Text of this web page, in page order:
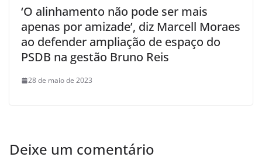
‘O alinhamento não pode ser mais
apenas por amizade’, diz Marcell Moraes
ao defender ampliação de espaço do
PSDB na gestão Bruno Reis
28 de maio de 2023
Deixe um comentário